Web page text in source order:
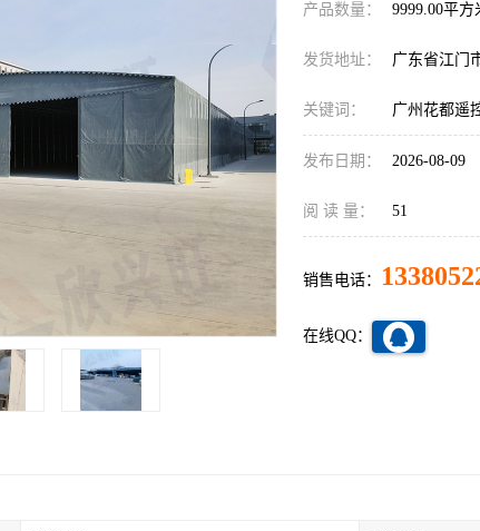
产品数量： 9999.00平方
发货地址： 广东省江门
关键词： 广州花都遥
发布日期： 2026-08-09
阅 读 量： 51
销售电话：
在线QQ：